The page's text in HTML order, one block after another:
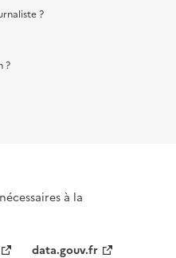
?
?
à la
data.gouv.fr